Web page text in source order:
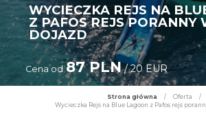
WYCIECZKA REJS NA
Z PAFOS REJS PORANNY
DOJAZD
Cena od 87 PLN/ 20 EUR
Strona główna / Oferta
/
Wycieczka Rejs na Blue Lagoon z Pafos rejs